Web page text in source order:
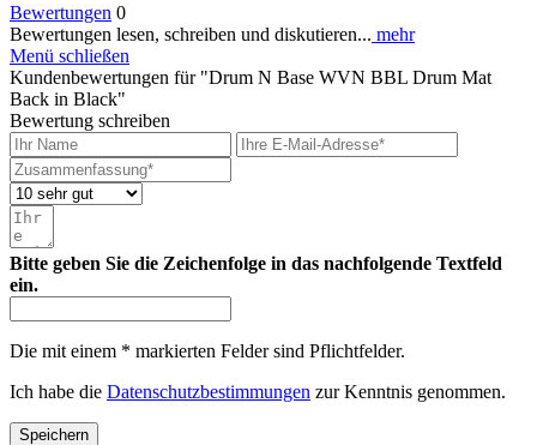
Bewertungen 0
Bewertungen lesen, schreiben und diskutieren... mehr
Menü schließen
Kundenbewertungen für "Drum N Base WVN BBL Drum Mat
Back in Black"
Bewertung schreiben
Bitte geben Sie die Zeichenfolge in das nachfolgende Textfeld
ein.
Die mit einem * markierten Felder sind Pflichtfelder.
Ich habe die Datenschutzbestimmungen zur Kenntnis genommen.
Speichern